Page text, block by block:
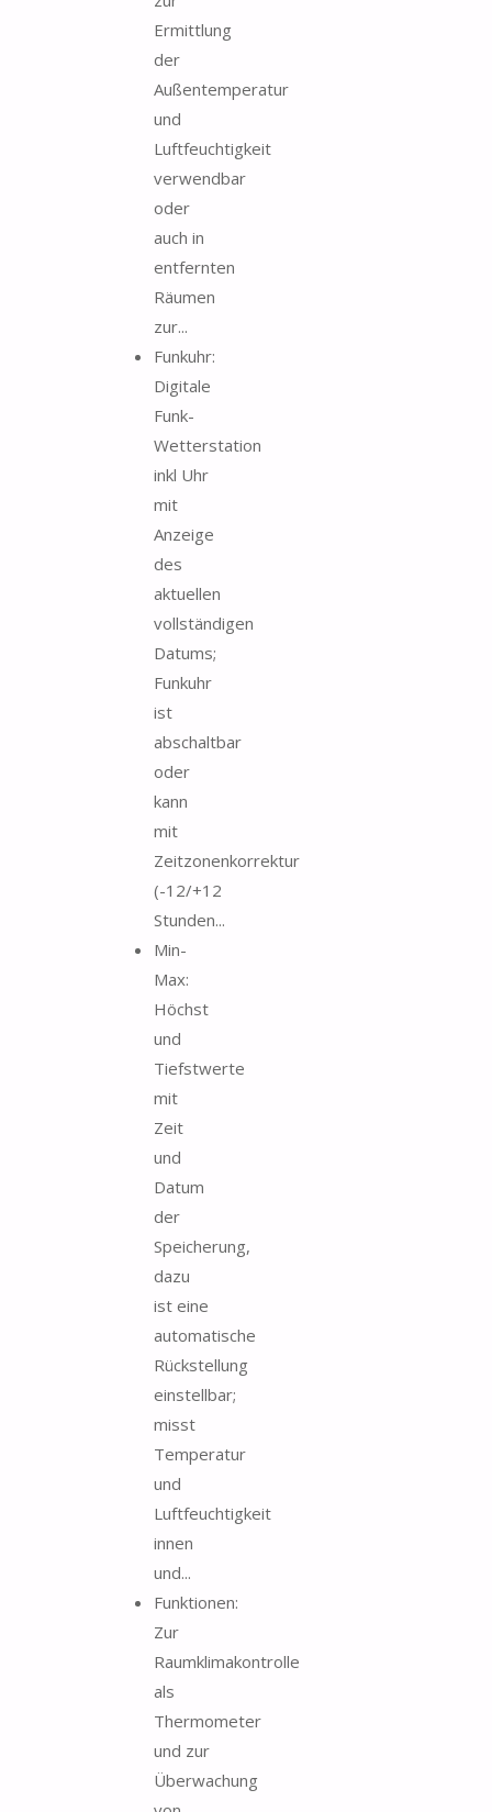
Ermittlung
der
Außentemperatur
und
Luftfeuchtigkeit
verwendbar
oder
auch in
entfernten
Räumen
zur...
Funkuhr:
Digitale
Funk-
Wetterstation
inkl Uhr
mit
Anzeige
des
aktuellen
vollständigen
Datums;
Funkuhr
ist
abschaltbar
oder
kann
mit
Zeitzonenkorrektur
(-12/+12
Stunden...
Min-
Max:
Höchst
und
Tiefstwerte
mit
Zeit
und
Datum
der
Speicherung,
dazu
ist eine
automatische
Rückstellung
einstellbar;
misst
Temperatur
und
Luftfeuchtigkeit
innen
und...
Funktionen:
Zur
Raumklimakontrolle
als
Thermometer
und zur
Überwachung